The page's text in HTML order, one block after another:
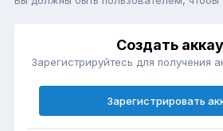
Создать
Зарегистрируйтесь для получения
Зарегистрировать